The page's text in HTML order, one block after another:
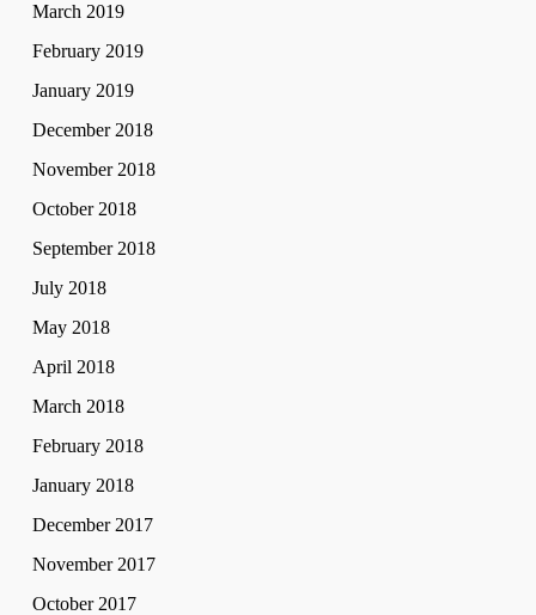
March 2019
February 2019
January 2019
December 2018
November 2018
October 2018
September 2018
July 2018
May 2018
April 2018
March 2018
February 2018
January 2018
December 2017
November 2017
October 2017